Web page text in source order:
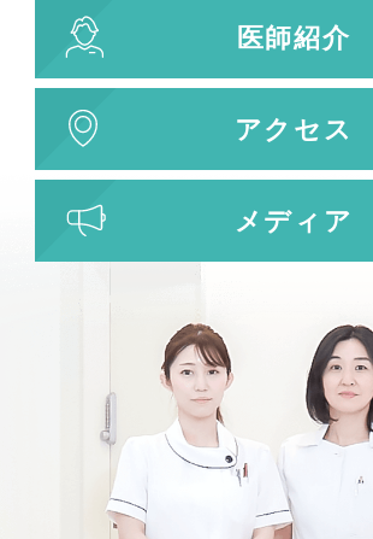
医師紹介
アクセス
メディア